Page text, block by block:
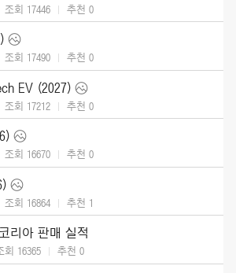
조회 17446 추천 0
조회 17490 추천 0
EV (2027)
조회 17212 추천 0
조회 16670 추천 0
조회 16864 추천 1
리아 판매 실적
회 16365 추천 0